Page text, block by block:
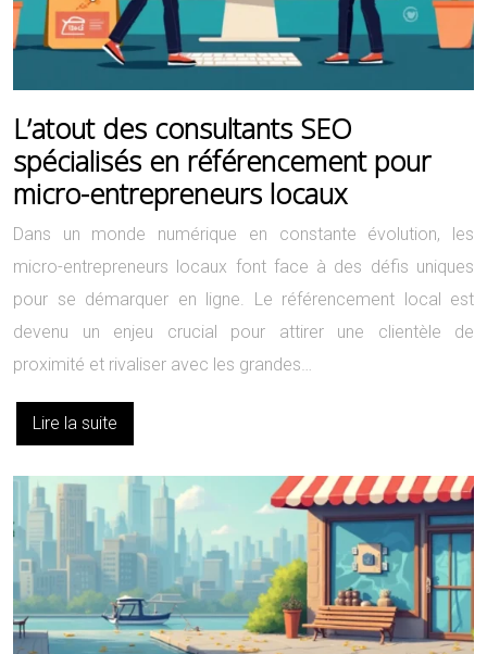
L’atout des consultants SEO
spécialisés en référencement pour
micro-entrepreneurs locaux
Dans un monde numérique en constante évolution, les
micro-entrepreneurs locaux font face à des défis uniques
pour se démarquer en ligne. Le référencement local est
devenu un enjeu crucial pour attirer une clientèle de
proximité et rivaliser avec les grandes…
Lire la suite